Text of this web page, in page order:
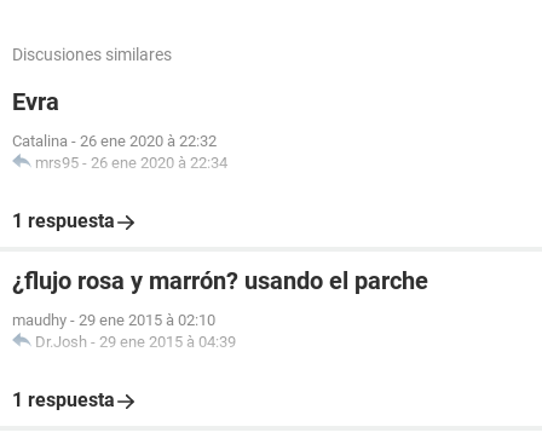
Discusiones similares
Evra
Catalina - 26 ene 2020 à 22:32
mrs95 - 26 ene 2020 à 22:34
1 respuesta
¿flujo rosa y marrón? usando el parche
maudhy - 29 ene 2015 à 02:10
Dr.Josh - 29 ene 2015 à 04:39
1 respuesta